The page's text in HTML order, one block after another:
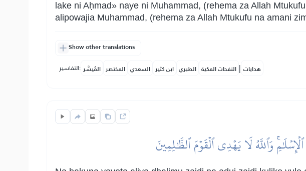
lake ni Aḥmad» naye ni Muhammad, (rehema za Allah
alipowajia Muhammad, (rehema za Allah Mtukufu na amani
Show other translations
التفاسير: المُيسَّر المختصر السعدي ابن كثير الطبري النفحات المكية | هدايات
وَٱللَّهُ لَا يَهۡدِي ٱلۡقَوۡمَ ٱلظَّٰلِمِينَ